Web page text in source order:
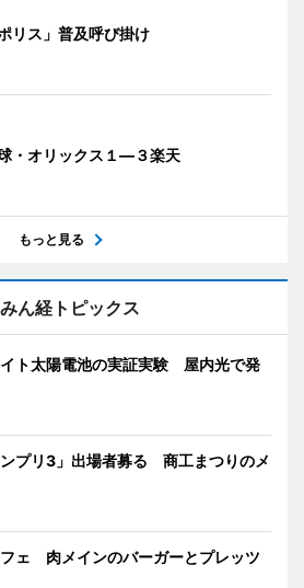
リス」普及呼び掛け
・オリックス１―３楽天
もっと見る
みん経トピックス
ト太陽電池の実証実験 屋内光で発
プリ3」出場者募る 商工まつりのメ
ェ 肉メインのバーガーとプレッツ